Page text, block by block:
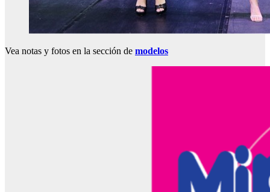
Vea notas y fotos en la sección de modelos